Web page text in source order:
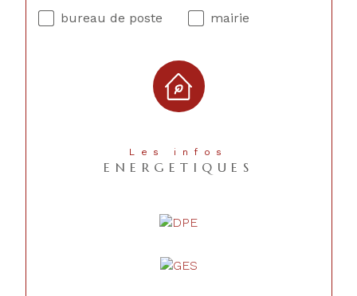
Les infos
ENERGETIQUES
bureau de poste mairie